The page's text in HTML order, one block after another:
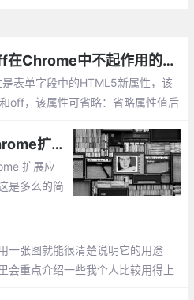
解决autocomplete=off在Chrome中不起作用的方法
表单字段中的HTML5新属性，该
off，该属性可省略：省略属性值后
如何创建并发布一个Chrome扩展应用
扩展应
是多么的简
Chrome W
一张图就能很清楚说明它的用途
会重点介绍一些我个人比较用得上